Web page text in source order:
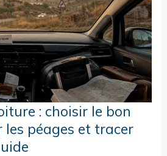
: choisir le bon
les péages et tracer